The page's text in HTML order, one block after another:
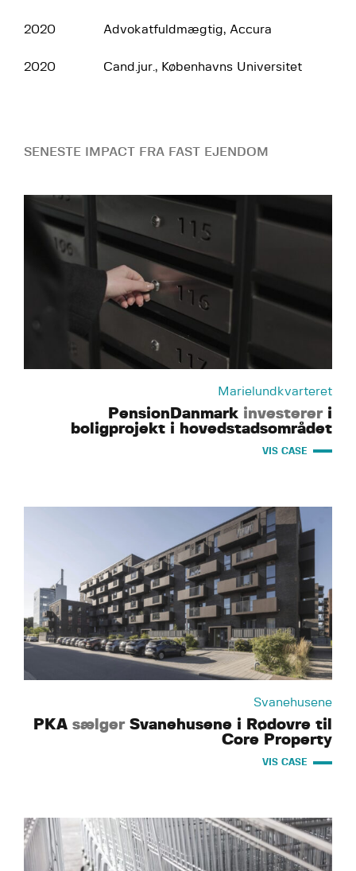
2020 Advokatfuldmægtig, Accura
2020 Cand.jur., Københavns Universitet
SENESTE IMPACT FRA FAST EJENDOM
Marielundkvarteret
PensionDanmark investereri
boligprojekt i hovedstadsområdet
VIS CASE
Svanehusene
PKA sælgerSvanehusene i Rødovre til
Core Property
VIS CASE